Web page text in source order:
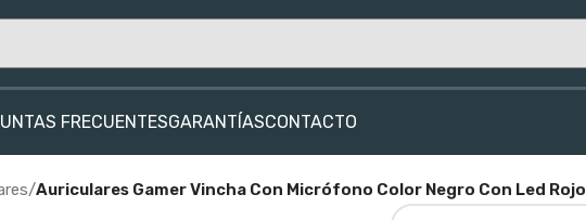
FRECUENTESGARANTÍASCONTACTO
/Auriculares Gamer Vincha Con Micrófono Color Negro Con Led Rojo